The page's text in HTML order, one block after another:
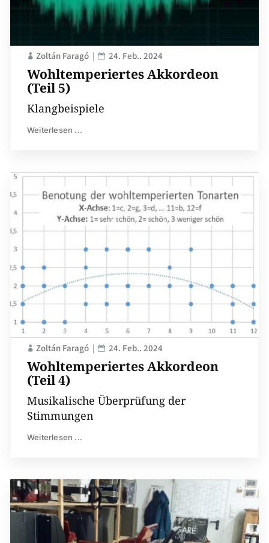
Wohltemperiertes Akkordeon
(Teil 5)
Zoltán Faragó 24. Feb.. 2024
Klangbeispiele
Weiterlesen ...
Wohltemperiertes Akkordeon
(Teil 4)
Zoltán Faragó 24. Feb.. 2024
Musikalische Überprüfung der
Stimmungen
Weiterlesen ...